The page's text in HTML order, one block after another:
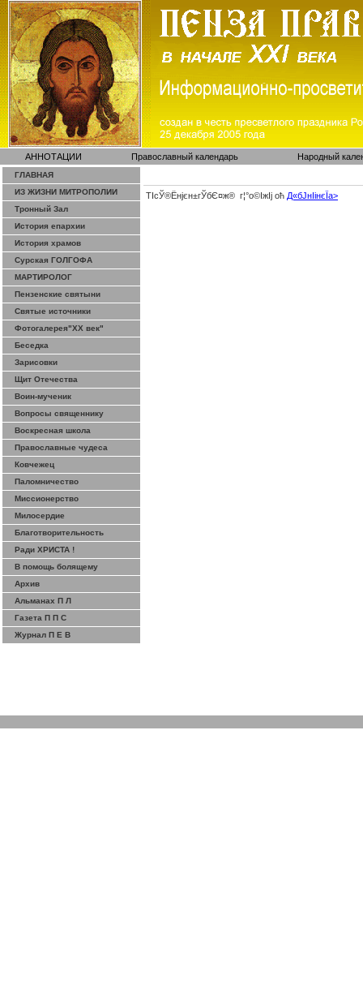
АННОТАЦИИ Православный календарь Народный
ГЛАВНАЯ
ИЗ ЖИЗНИ МИТРОПОЛИИ
Тронный Зал
История епархии
История храмов
Сурская ГОЛГОФА
МАРТИРОЛОГ
Пензенские святыни
Святые источники
Фотогалерея"ХХ век"
Беседка
Зарисовки
Щит Отечества
Воин-мученик
Вопросы священнику
Воскресная школа
Православные чудеса
Ковчежец
Паломничество
Миссионерство
Милосердие
Благотворительность
Ради ХРИСТА !
В помощь болящему
Архив
Альманах П Л
Газета П П С
Журнал П Е В
ТІсЎ®Ёнјєн±­гЎ­бЄ¤ж® г¦°о©ІжІј оћ Д«бЈ­нІінєЇa>